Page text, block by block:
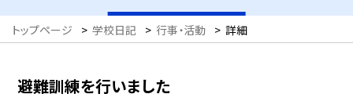
トップページ > 学校日記 > 行事・活動 > 詳細
避難訓練を行いました